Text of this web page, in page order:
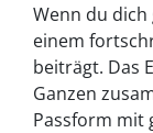
Wenn du
einem
beiträgt. Das
Ganzen
Passform mit